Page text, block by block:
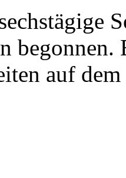
begonnen.
auf